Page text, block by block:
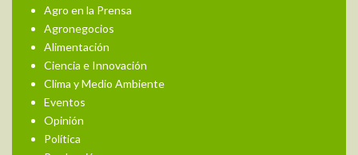
Agro en la Prensa
Agronegocios
Alimentación
Ciencia e Innovación
Clima y Medio Ambiente
Eventos
Opinión
Política